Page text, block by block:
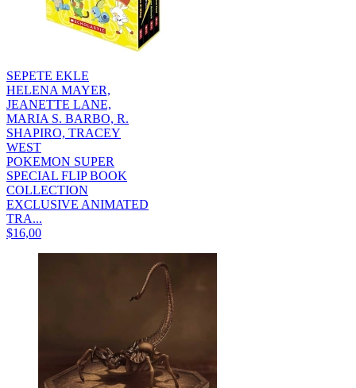
SEPETE EKLE
HELENA MAYER,
JEANETTE LANE,
MARIA S. BARBO, R.
SHAPIRO, TRACEY
WEST
POKEMON SUPER
SPECIAL FLIP BOOK
COLLECTION
EXCLUSIVE ANIMATED
TRA...
$16,00